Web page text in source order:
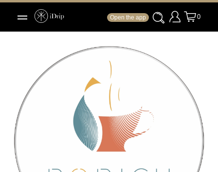
Open the app 0